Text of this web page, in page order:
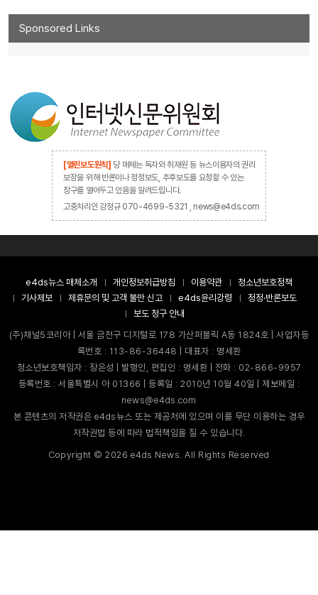
Sponsored Links
[열린보도원칙] 당 매체는 독자와 취재원 등 뉴스이용자의 권리
보장을 위해 반론이나 정정보도, 추후보도를 요청할 수 있는
창구를 열어두고 있음을 알려드립니다.
고충처리인 강정규 070-4699-5321 , news@e4ds.com
e4ds뉴스 매체소개 개인정보취급방침 이용약관
청소년보호정책
기사제보
제휴문의 및 고객 불만 신고 e4ds윤리강령
정정·반론보도
보도 청구 안내
(주)채널5코리아 | 서울 금천구 디지털로 178 가산퍼블릭 A동 1824호 | 사업자등
록번호 : 113-86-36448 | 대표자 : 명세환
청소년보호책임자 : 장은성 | 발행인, 편집인 : 명세환 | 전화 : 02-866-9957
등록번호 : 서울특별시 아 01366 | 등록일 : 2010년 10월 40일 | 제보메일 :
news@e4ds.com
본 콘텐츠의 저작권은 e4ds뉴스 또는 제공처에 있으며 이를 무단 이용하는 경우
저작권법 등에 따라 법적책임을 질 수 있습니다.
Copyright ©2026 e4ds News. All Rights Reserved